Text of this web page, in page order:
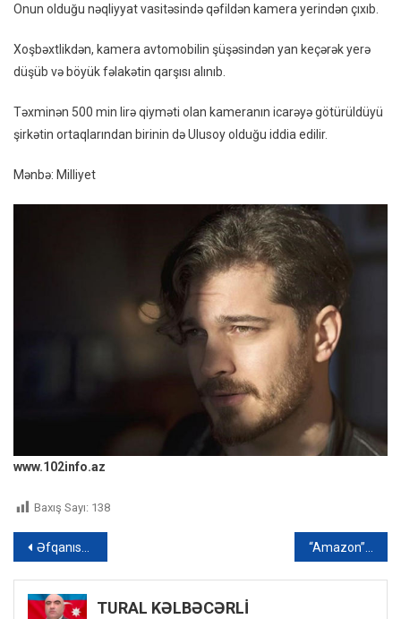
Onun olduğu nəqliyyat vasitəsində qəfildən kamera yerindən çıxıb.
Xoşbəxtlikdən, kamera avtomobilin şüşəsindən yan keçərək yerə
düşüb və böyük fəlakətin qarşısı alınıb.
Təxminən 500 min lirə qiyməti olan kameranın icarəyə götürüldüyü
şirkətin ortaqlarından birinin də Ulusoy olduğu iddia edilir.
Mənbə: Milliyet
www.102info.az
Baxış Sayı: 138
Yazı
naviqasiyası
Əfqanıstan paytaxtında mobil rabitə dayandırılıb “Amazon”un saytının keçmiş baş direktoru vəfat edib – FOTO
TURAL KƏLBƏCƏRLİ